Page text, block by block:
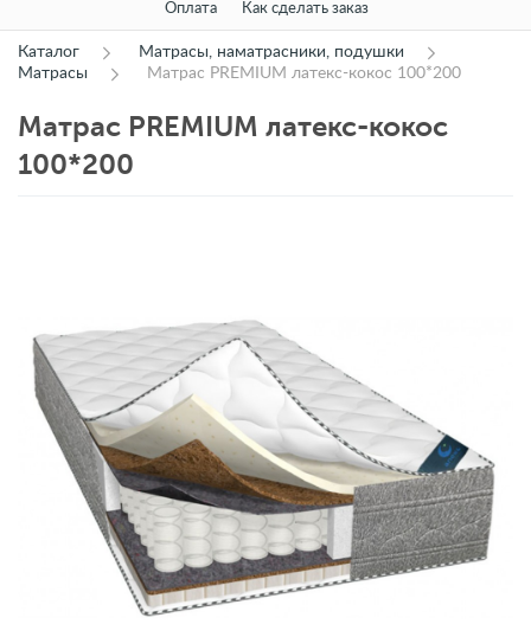
Оплата Как сделать заказ
Каталог
Матрасы, наматрасники, подушки
Матрасы
Матрас PREMIUM латекс-кокос 100*200
Матрас PREMIUM латекс-кокос
100*200